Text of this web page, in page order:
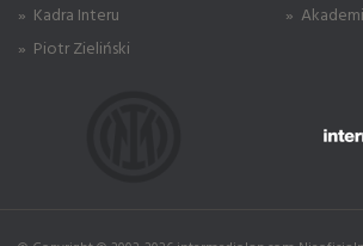
» Kadra Interu
» Piotr Zieliński
»